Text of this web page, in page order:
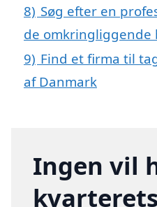
8) Søg efter en
de omkringliggende
9) Find et firma til
af Danmark
Ingen vil
kvarterets